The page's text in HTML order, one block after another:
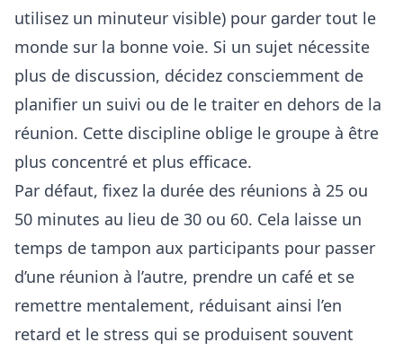
utilisez un minuteur visible) pour garder tout le
monde sur la bonne voie. Si un sujet nécessite
plus de discussion, décidez consciemment de
planifier un suivi ou de le traiter en dehors de la
réunion. Cette discipline oblige le groupe à être
plus concentré et plus efficace.
Par défaut, fixez la durée des réunions à 25 ou
50 minutes au lieu de 30 ou 60. Cela laisse un
temps de tampon aux participants pour passer
d’une réunion à l’autre, prendre un café et se
remettre mentalement, réduisant ainsi l’en
retard et le stress qui se produisent souvent